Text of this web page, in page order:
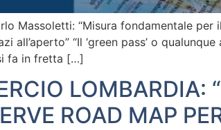
Massoletti: “Misura fondamentale
all’aperto” “Il ‘green pass’ o
fa in fretta […]
LOMBARDIA:
ROAD MAP